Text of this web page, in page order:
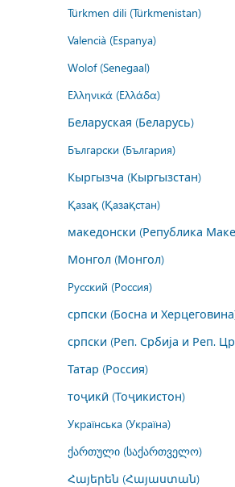
Türkmen dili (Türkmenistan)
Valencià (Espanya)
Wolof (Senegaal)
Ελληνικά (Ελλάδα)
Беларуская (Беларусь)
Български (България)
Кыргызча (Кыргызстан)
Қазақ (Қазақстан)
македонски (Република
Монгол (Монгол)
Русский (Россия)
српски (Босна и
српски (Реп. Србија и Реп.
Татар (Россия)
тоҷикӣ (Тоҷикистон)
Українська (Україна)
ქართული (საქართველო)
Հայերեն (Հայաստան)